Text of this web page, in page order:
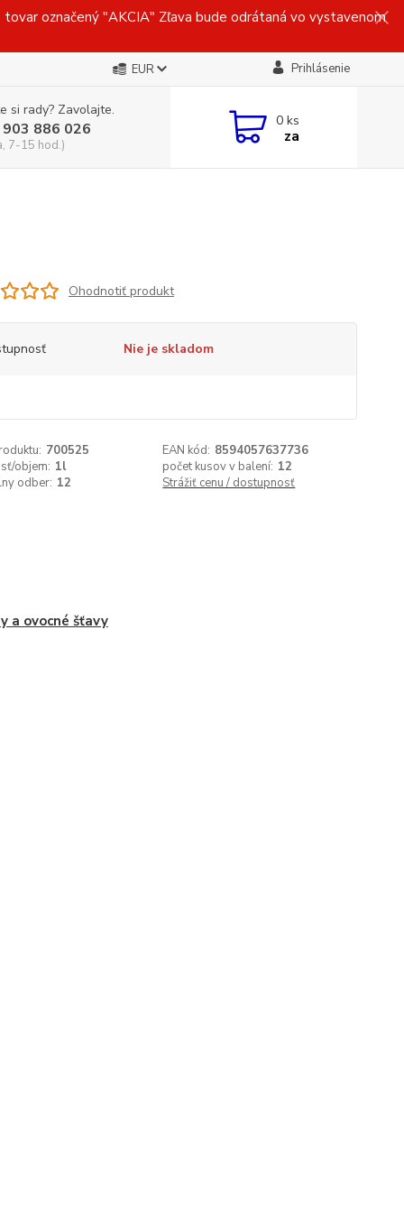
označený "AKCIA" Zľava bude odrátaná vo vystavenom
EUR Prihlásenie
si rady? Zavolajte.
886 026
7-15 hod.)
0 ks
za
Ohodnotiť produkt
Nie je skladom
700525 EAN kód: 8594057637736
objem: 1l počet kusov v balení: 12
odber: 12 Strážiť cenu / dostupnosť
a ovocné šťavy